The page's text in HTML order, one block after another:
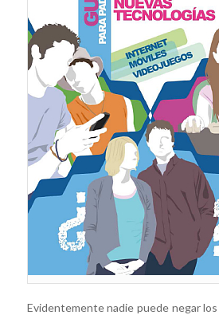
Evidentemente nadie puede negar